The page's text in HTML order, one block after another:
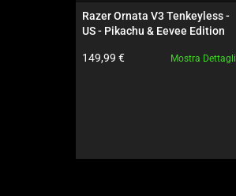
carousel.
Use
and
or
Razer Ornata V3 Tenkeyless -
US - Pikachu & Eevee Edition
Prezzo prodotto:
149,99 € Mostra Dettagli